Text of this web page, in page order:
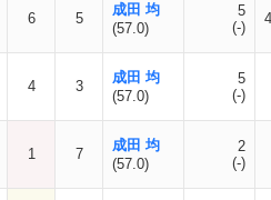
6 5
成田 均
(57.0)
5
(-)
4 3
成田 均
(57.0)
5
(-)
1 7
成田 均
(57.0)
2
(-)